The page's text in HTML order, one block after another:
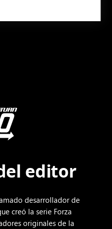
editor
desarrollador de
creó la serie Forza
originales de la